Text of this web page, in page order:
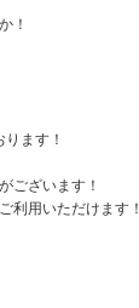
！
ます！
ございます！
利用いただけます！